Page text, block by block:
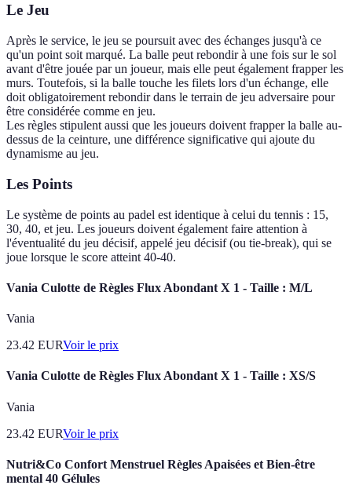
Le Jeu
Après le service, le jeu se poursuit avec des échanges jusqu'à ce
qu'un point soit marqué. La balle peut rebondir à une fois sur le sol
avant d'être jouée par un joueur, mais elle peut également frapper les
murs. Toutefois, si la balle touche les filets lors d'un échange, elle
doit obligatoirement rebondir dans le terrain de jeu adversaire pour
être considérée comme en jeu.
Les règles stipulent aussi que les joueurs doivent frapper la balle au-
dessus de la ceinture, une différence significative qui ajoute du
dynamisme au jeu.
Les Points
Le système de points au padel est identique à celui du tennis : 15,
30, 40, et jeu. Les joueurs doivent également faire attention à
l'éventualité du jeu décisif, appelé jeu décisif (ou tie-break), qui se
joue lorsque le score atteint 40-40.
Vania Culotte de Règles Flux Abondant X 1 - Taille : M/L
Vania
23.42 EURVoir le prix
Vania Culotte de Règles Flux Abondant X 1 - Taille : XS/S
Vania
23.42 EURVoir le prix
Nutri&Co Confort Menstruel Règles Apaisées et Bien-être
mental 40 Gélules